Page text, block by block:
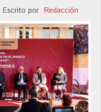
Escrito por Redacción